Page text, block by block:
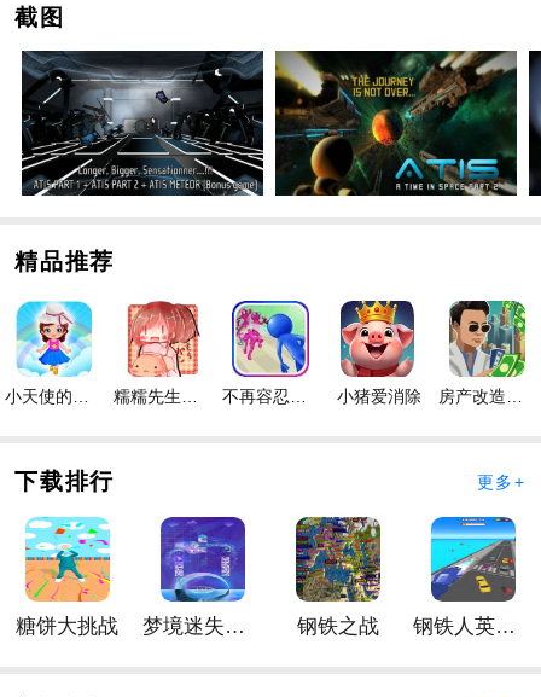
里获得食材进行料理的开发。一旦开发成功菜谱将会被
记录您可以下次直接用材料做这道菜。
你将能够不太难发觉其中多种多样趣味的卡牌培养全部
的人物建模全是别具匠心的创造;
所有角色都拥有天赋这些天赋的搭配可以改变您在战场
中的地位一举扭转劣势。一些职业还拥有特技合理的使
时空穿梭2手游说明
级持续的科学研究各种各样绮丽的主力阵容;
2、这款游戏的画质是非常的清晰完美的游戏里每一个角
色的设计都是非常的精致的每一个都有自己的丰富手游
3、游戏中各式的妹子们可以在战斗结束后的城镇中邂逅
她们将会发生怎样的故事请您自行体验。
时空穿梭2手游编辑心得
时空穿梭2手游评价
时空穿梭2手游亮点
更多好玩的手游，请持续关注
靠谱FC网
截图
精品推荐
小天使的冒险手游 糯糯先生的面包店手游 不再容忍手游 小猪爱消除 房产改造王游戏手机版手游
下载排行 更多+
糖饼大挑战 梦境迷失星辰 钢铁之战 钢铁人英雄3D